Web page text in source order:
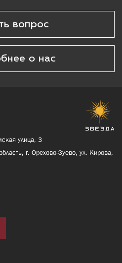
вопрос
о нас
улица, 3
г. Орехово-Зуево, ул. Кирова,